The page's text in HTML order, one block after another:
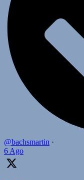
@bachsmartin ·
6 Ago